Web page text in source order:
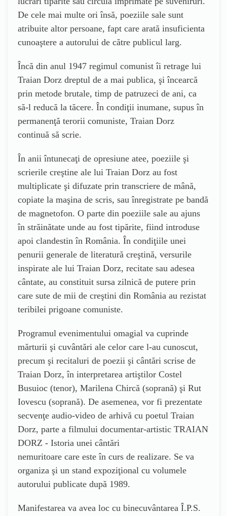
De cele mai multe ori însă, poeziile sale sunt
atribuite altor persoane, fapt care arată insuficienta
cunoaştere a autorului de către publicul larg.
Încă din anul 1947 regimul comunist îi retrage lui
Traian Dorz dreptul de a mai publica, şi încearcă
prin metode brutale, timp de patruzeci de ani, ca
să-l reducă la tăcere. În condiţii inumane, supus în
permanenţă terorii comuniste, Traian Dorz
continuă să scrie.
În anii întunecaţi de opresiune atee, poeziile şi
scrierile creştine ale lui Traian Dorz au fost
multiplicate şi difuzate prin transcriere de mână,
copiate la maşina de scris, sau înregistrate pe bandă
de magnetofon. O parte din poeziile sale au ajuns
în străinătate unde au fost tipărite, fiind introduse
apoi clandestin în România. În condiţiile unei
penurii generale de literatură creştină, versurile
inspirate ale lui Traian Dorz, recitate sau adesea
cântate, au constituit sursa zilnică de putere prin
care sute de mii de creştini din România au rezistat
teribilei prigoane comuniste.
Programul evenimentului omagial va cuprinde
mărturii şi cuvântări ale celor care l-au cunoscut,
precum şi recitaluri de poezii şi cântări scrise de
Traian Dorz, în interpretarea artiştilor Costel
Busuioc (tenor), Marilena Chircă (soprană) şi Rut
Iovescu (soprană). De asemenea, vor fi prezentate
secvenţe audio-video de arhivă cu poetul Traian
Dorz, parte a filmului documentar-artistic TRAIAN
DORZ - Istoria unei cântări
nemuritoare care este în curs de realizare. Se va
organiza şi un stand expoziţional cu volumele
autorului publicate după 1989.
Manifestarea va avea loc cu binecuvântarea Î.P.S.